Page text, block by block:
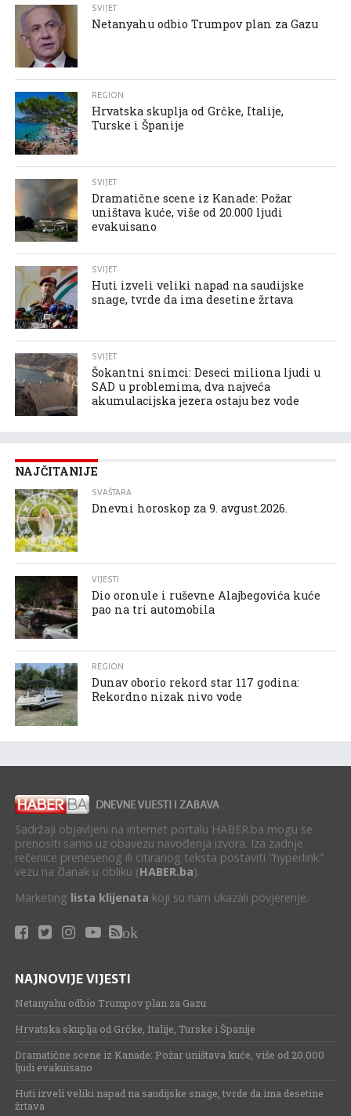
SVIJET
Netanyahu odbio Trumpov plan za Gazu
REGION
Hrvatska skuplja od Grčke, Italije,
Turske i Španije
SVIJET
Dramatične scene iz Kanade: Požar
uništava kuće, više od 20.000 ljudi
evakuisano
SVIJET
Huti izveli veliki napad na saudijske
snage, tvrde da ima desetine žrtava
SVIJET
Šokantni snimci: Deseci miliona ljudi u
SAD u problemima, dva najveća
akumulacijska jezera ostaju bez vode
NAJČITANIJE
SVAŠTARA
Dnevni horoskop za 9. avgust.2026.
VIJESTI
Dio oronule i ruševne Alajbegovića kuće
pao na tri automobila
REGION
Dunav oborio rekord star 117 godina:
Rekordno nizak nivo vode
Sadržaji objavljeni na internet portalu HABER.ba mogu se
prenositi samo uz obavezu navođenja izvora. Iza zadnje
rečenice prenesenog ili citiranog teksta postaviti "hyperlink"
vezu na članak u obliku (HABER.ba).
Marketing lista klijenata koji su nam ukazali povjerenje.
ok
NAJNOVIJE VIJESTI
Netanyahu odbio Trumpov plan za Gazu
Hrvatska skuplja od Grčke, Italije, Turske i Španije
Dramatične scene iz Kanade: Požar uništava kuće, više od 20.000
ljudi evakuisano
Huti izveli veliki napad na saudijske snage, tvrde da ima desetine
žrtava